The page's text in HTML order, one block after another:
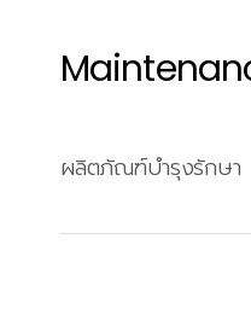
ผลิตภัณฑ์บำรุงรักษา